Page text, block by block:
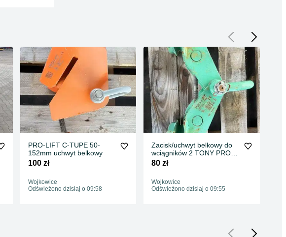
PRO-LIFT C-TUPE 50-
152mm uchwyt belkowy
100 zł
Wojkowice
Odświeżono dzisiaj o 09:58
Zacisk/uchwyt belkowy do
wciągników 2 TONY PRO-
LIFT BK020HD 80-320mm
80 zł
Wojkowice
Odświeżono dzisiaj o 09:55